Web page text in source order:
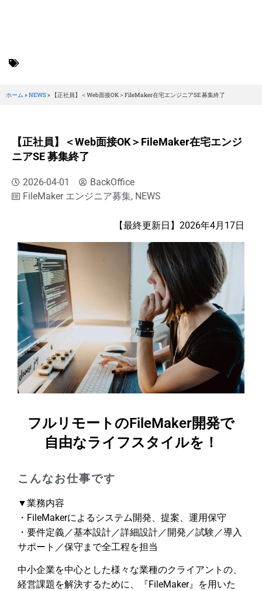
ホーム »NEWS» 【正社員】＜Web面接OK＞FileMaker在宅エンジニアSE 募集終了
【正社員】＜Web面接OK＞FileMaker在宅エンジ
ニアSE 募集終了
2026-04-01
BackOffice
FileMaker エンジニア募集, NEWS
【最終更新日】2026年4月17日
フルリモートのFileMaker開発で
自由なライフスタイルを！
こんなお仕事です
▼業務内容
・FileMakerによるシステム開発、提案、運用保守
・要件定義／基本設計／詳細設計／開発／試験／導入
サポート／保守まで全工程を担当
中小企業を中心とした様々な業種のクライアントの、
経営課題を解決するために、『FileMaker』を用いた